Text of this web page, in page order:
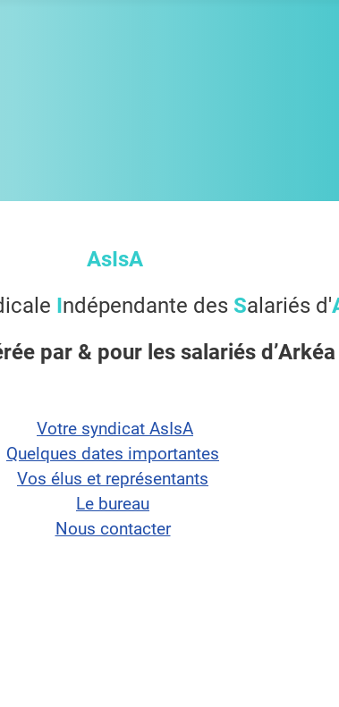
AsIsA
Indépendante des Salariés d'
par & pour les salariés d’Arkéa
Votre syndicat AsIsA
Quelques dates importantes
Vos élus et représentants
Le bureau
Nous contacter